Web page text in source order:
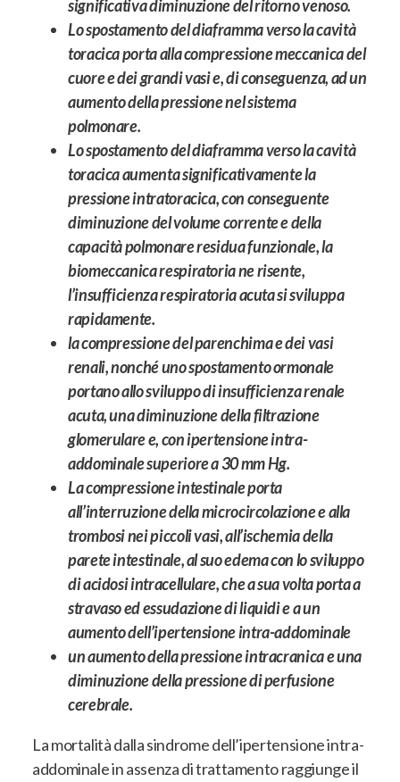
significativa diminuzione del ritorno venoso.
Lo spostamento del diaframma verso la cavità
toracica porta alla compressione meccanica del
cuore e dei grandi vasi e, di conseguenza, ad un
aumento della pressione nel sistema
polmonare.
Lo spostamento del diaframma verso la cavità
toracica aumenta significativamente la
pressione intratoracica, con conseguente
diminuzione del volume corrente e della
capacità polmonare residua funzionale, la
biomeccanica respiratoria ne risente,
l’insufficienza respiratoria acuta si sviluppa
rapidamente.
la compressione del parenchima e dei vasi
renali, nonché uno spostamento ormonale
portano allo sviluppo di insufficienza renale
acuta, una diminuzione della filtrazione
glomerulare e, con ipertensione intra-
addominale superiore a 30 mm Hg.
La compressione intestinale porta
all’interruzione della microcircolazione e alla
trombosi nei piccoli vasi, all’ischemia della
parete intestinale, al suo edema con lo sviluppo
di acidosi intracellulare, che a sua volta porta a
stravaso ed essudazione di liquidi e a un
aumento dell’ipertensione intra-addominale
un aumento della pressione intracranica e una
diminuzione della pressione di perfusione
cerebrale.
La mortalità dalla sindrome dell’ipertensione intra-
addominale in assenza di trattamento raggiunge il